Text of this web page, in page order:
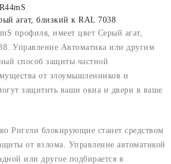
агат, близкий к RAL 7038
профиля, имеет цвет Серый агат,
Управление Автоматика или другим
способ защиты частной
от злоумышленников и
защитить ваши окна и двери в ваше
Ригели блокирующие станет средством
от взлома. Управление автоматикой
или другое подбирается в